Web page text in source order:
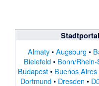
Almaty•Augsburg •
Bielefeld• Bonn/Rhein-
Budapest• Buenos Aires
Dortmund• Dresden •